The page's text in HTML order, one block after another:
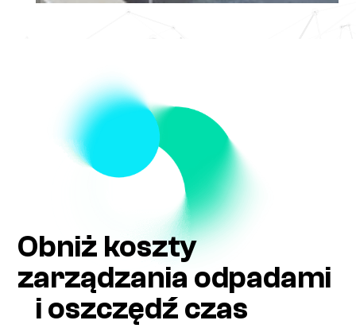
Obniż koszty
zarządzania odpadami
i oszczędź czas